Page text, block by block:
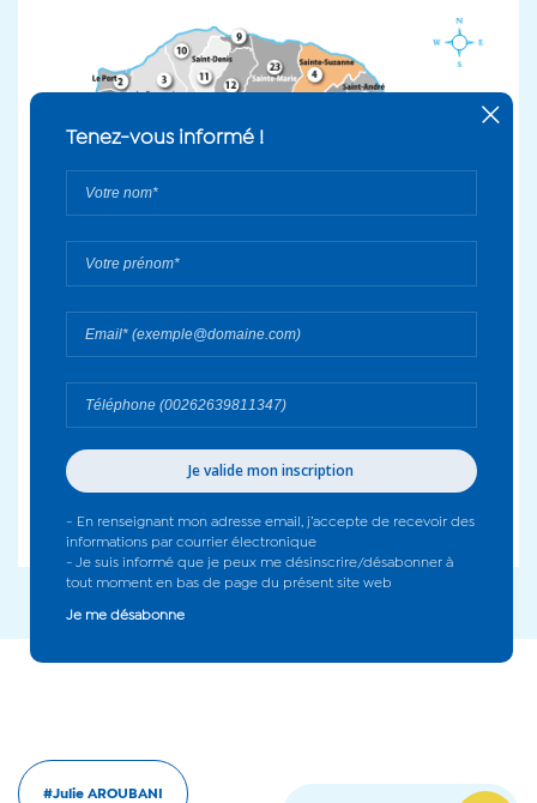
à laquelle s’ajoutent les quartiers de Cambuston et de Petit-
Bazar à Saint-André. Une zone qui renferme de fortes
d’agriculture. D’autres atouts demandent à y être développés.
#Julie AROUBANI
+
Tenez-vous informé !
nom*
prénom*
email*
numéro
téléphone
- En renseignant mon adresse email, j’accepte de recevoir des
informations par courrier électronique
- Je suis informé que je peux me désinscrire/désabonner à
tout moment en bas de page du présent site web
Je me désabonne